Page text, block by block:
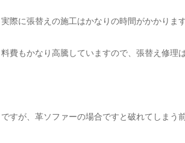
実際に張替えの施工はかなりの時間がかかり
料費もかなり高騰していますので、張替え修理
ですが、革ソファーの場合ですと破れてしまう